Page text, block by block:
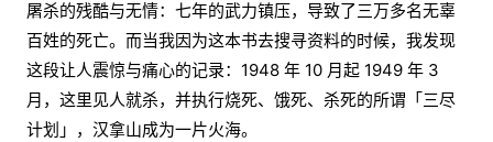
屠杀的残酷与无情：七年的武力镇压，导致了三万多名无辜
百姓的死亡。而当我因为这本书去搜寻资料的时候，我发现
这段让人震惊与痛心的记录：1948 年 10 月起 1949 年 3
月，这里见人就杀，并执行烧死、饿死、杀死的所谓「三尽
计划」，汉拿山成为一片火海。